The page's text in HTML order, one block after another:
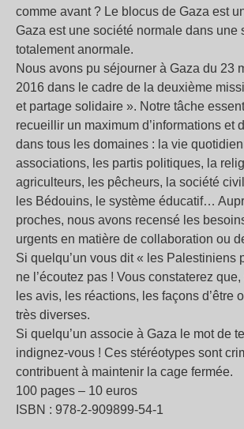
comme avant ? Le blocus de Gaza est
Gaza est une société normale dans une
totalement anormale.
Nous avons pu séjourner à Gaza du 23
2016 dans le cadre de la deuxième
et partage solidaire ». Notre tâche
recueillir un maximum d’informations et
dans tous les domaines : la vie
associations, les partis politiques, la
agriculteurs, les pêcheurs, la société
les Bédouins, le système éducatif…
proches, nous avons recensé les
urgents en matière de collaboration ou
Si quelqu’un vous dit « les Palestiniens
ne l’écoutez pas ! Vous constaterez
les avis, les réactions, les façons d’être
très diverses.
Si quelqu’un associe à Gaza le mot de
indignez-vous ! Ces stéréotypes sont
contribuent à maintenir la cage fermée.
100 pages – 10 euros
ISBN : 978-2-909899-54-1